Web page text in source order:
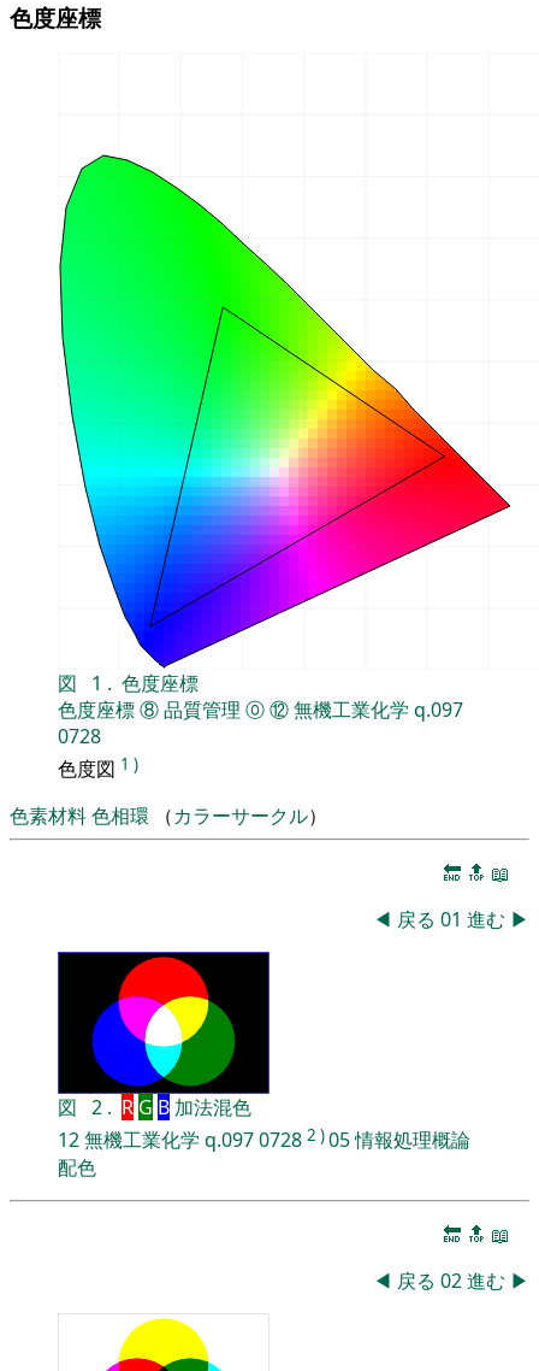
色度座標
図 1 . 色度座標
色度座標⑧品質管理 ⓪⑫無機工業化学 q.097
0728
色度図 1 )
色素材料色相環 （カラーサークル）
🔚 🔝 📖
◀ 戻る 01 進む ▶
図 2 . R G B加法混色
12無機工業化学 q.0970728 2 )05情報処理概論
配色
🔚 🔝 📖
◀ 戻る 02進む ▶